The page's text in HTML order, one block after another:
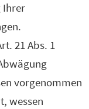
Ihrer
21 Abs. 1
vorgenommen
wessen